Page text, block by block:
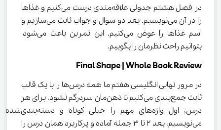
در فصل هشتم جدولی علاقه‌مندی درست می‌کنیم و غذاها
را در آن می‌نویسیم. بعد دو سوال و جواب ثابت می‌سازیم و
اسم غذاها را عوض می‌کنیم. این تمرین باعث می‌شود
بتوانیم راحت نظرمان را بگوییم.
Final Shape | Whole Book Review
در مرور نهایی انگلیسی هفتم ما همه درس‌ها را با یک قالب
ثابت جمع‌بندی می‌کنیم تا ذهن‌مان سردرگم نشود. برای هر
درس، اول واژه‌های مهم را خیلی کوتاه و دسته‌بندی‌شده
می‌نویسیم، بعد ۲ تا ۳ جمله آماده و پرکاربرد همان درس را